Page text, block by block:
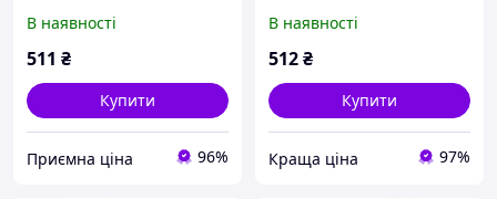
В наявності
511 ₴
Купити
Приємна ціна 96%
Woody MS-0369
В наявності
512₴
Купити
Краща ціна 97%